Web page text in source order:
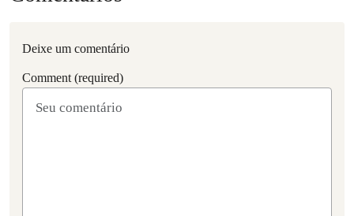
Deixe um comentário
Comment (required)